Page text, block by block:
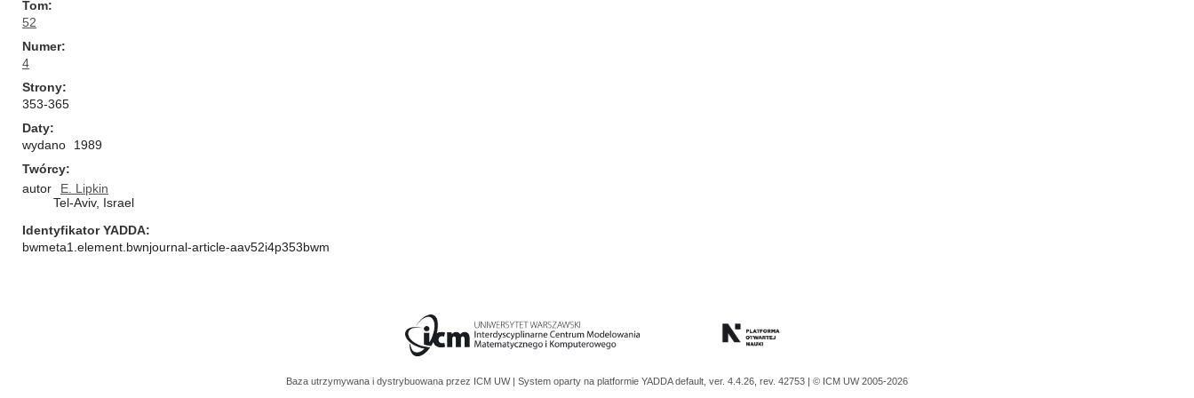
Tom
52
Numer
4
Strony
353-365
Daty
wydano
1989
Twórcy
autor
E. Lipkin
Tel-Aviv, Israel
Identyfikator YADDA
bwmeta1.element.bwnjournal-article-aav52i4p353bwm
Baza utrzymywana i dystrybuowana przez ICM UW | System oparty na platformie YADDAdefault, ver. 4.4.26, rev. 42753 | © ICM UW 2005-2026